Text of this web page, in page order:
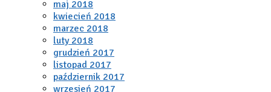
maj 2018
kwiecień 2018
marzec 2018
luty 2018
grudzień 2017
listopad 2017
październik 2017
wrzesień 2017